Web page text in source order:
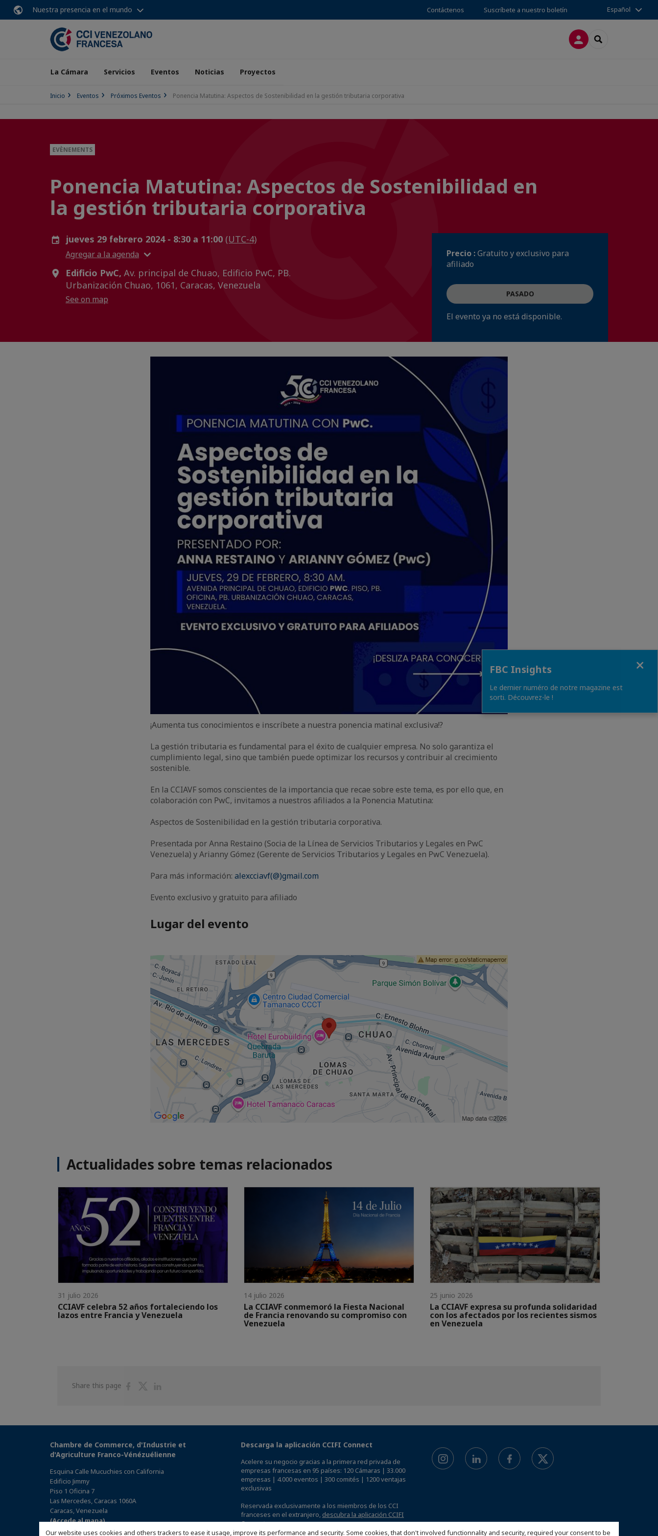
Our website uses cookies and others trackers to ease it usage, improve its performance and security. Some cookies, that don't involved functionnality and security, required your consent to be
Nuestra presencia en el mundo Contáctenos Suscríbete a nuestro boletín Español
CONECTARSE
SEARCH
La Cámara Servicios Eventos Noticias Proyectos
Inicio Eventos Próximos Eventos Ponencia Matutina: Aspectos de Sostenibilidad en la gestión tributaria corporativa
EVÈNEMENTS
Ponencia Matutina: Aspectos de Sostenibilidad en
la gestión tributaria corporativa
jueves 29 febrero 2024 - 8:30 a 11:00 (UTC-4)
Agregar a la agenda
Edificio PwC, Av. principal de Chuao, Edificio PwC, PB.
Urbanización Chuao, 1061, Caracas, Venezuela
See on map
Precio :Gratuito y exclusivo para
afiliado
PASADO
El evento ya no está disponible.
¡Aumenta tus conocimientos e inscríbete a nuestra ponencia matinal exclusiva!?
La gestión tributaria es fundamental para el éxito de cualquier empresa. No solo garantiza el
cumplimiento legal, sino que también puede optimizar los recursos y contribuir al crecimiento
sostenible.
En la CCIAVF somos conscientes de la importancia que recae sobre este tema, es por ello que, en
colaboración con PwC, invitamos a nuestros afiliados a la Ponencia Matutina:
Aspectos de Sostenibilidad en la gestión tributaria corporativa.
Presentada por Anna Restaino (Socia de la Línea de Servicios Tributarios y Legales en PwC
Venezuela) y Arianny Gómez (Gerente de Servicios Tributarios y Legales en PwC Venezuela).
Para más información: alexcciavf(@)gmail.com
Evento exclusivo y gratuito para afiliado
Lugar del evento
Actualidades sobre temas relacionados
31 julio 2026
CCIAVF celebra 52 años fortaleciendo los
lazos entre Francia y Venezuela
14 julio 2026
La CCIAVF conmemoró la Fiesta Nacional
de Francia renovando su compromiso con
Venezuela
25 junio 2026
La CCIAVF expresa su profunda solidaridad
con los afectados por los recientes sismos
en Venezuela
Share this page
ShareShare
Chambre de Commerce, d'Industrie et
d'Agriculture Franco-Vénézuélienne
Esquina Calle Mucuchies con California
Edificio Jimmy
Piso 1 Oficina 7
Las Mercedes, Caracas 1060A
Caracas, Venezuela
(Accede al mapa)
Descarga la aplicación CCIFI Connect
Acelere su negocio gracias a la primera red privada de
empresas francesas en 95 países: 120 Cámaras | 33.000
empresas | 4.000 eventos | 300 comités | 1200 ventajas
exclusivas
Reservada exclusivamente a los miembros de los CCI
franceses en el extranjero, descubra la aplicación CCIFI
Connect..
FBC Insights
Le dernier numéro de notre magazine est
sorti. Découvrez-le !